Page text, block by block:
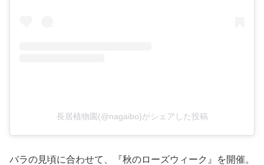
長居植物園(@nagaibo)がシェアした投稿
バラの見頃に合わせて、『秋のローズウィーク』を開催。